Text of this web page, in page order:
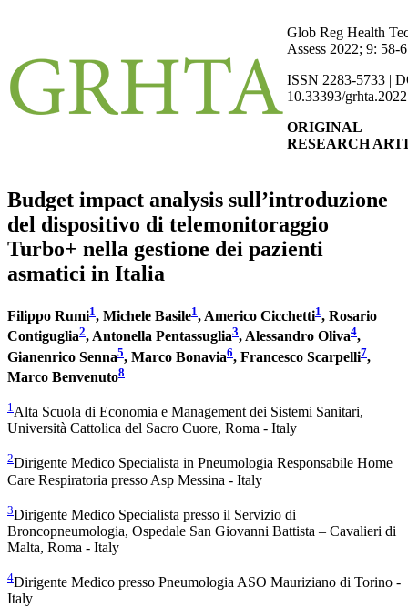
Glob Reg Health
Assess 2022; 9: 58-
ISSN 2283-5733 |
10.33393/
ORIGINAL
RESEARCH
Budget impact analysis sull’introduzione
del dispositivo di telemonitoraggio
Turbo+ nella gestione dei pazienti
asmatici in Italia
Filippo Rumi1, Michele Basile1, Americo Cicchetti1, Rosario
Contiguglia2, Antonella Pentassuglia3, Alessandro Oliva4,
Gianenrico Senna5, Marco Bonavia6, Francesco Scarpelli7,
Marco Benvenuto8
1Alta Scuola di Economia e Management dei Sistemi Sanitari,
Università Cattolica del Sacro Cuore, Roma - Italy
2Dirigente Medico Specialista in Pneumologia Responsabile Home
Care Respiratoria presso Asp Messina - Italy
3Dirigente Medico Specialista presso il Servizio di
Broncopneumologia, Ospedale San Giovanni Battista – Cavalieri di
Malta, Roma - Italy
4Dirigente Medico presso Pneumologia ASO Mauriziano di Torino -
Italy